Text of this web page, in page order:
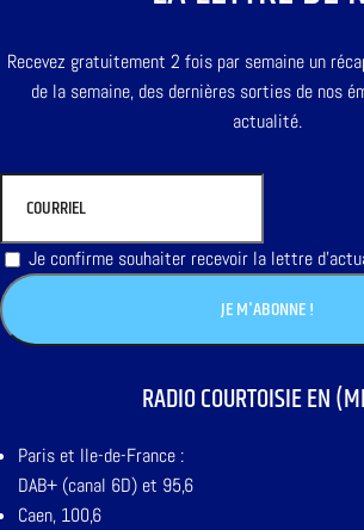
Recevez gratuitement 2 fois par semaine un
de la semaine, des dernières sorties de nos
actualité.
Je confirme souhaiter recevoir la lettre
RADIO COURTOISIE EN
Paris et Ile-de-France :
DAB+ (canal 6D) et 95,6
Caen, 100,6